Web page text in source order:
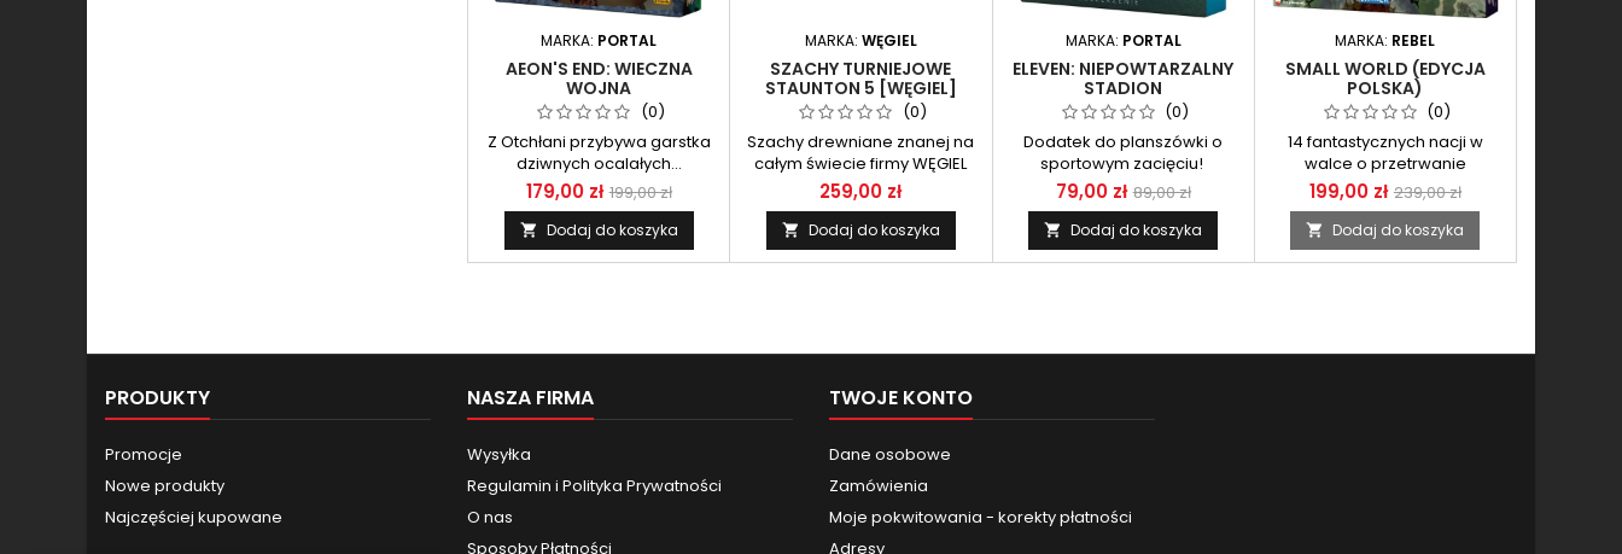
MARKA: PORTAL
AEON'S END: WIECZNA
WOJNA
(0)
Z Otchłani przybywa garstka
dziwnych ocalałych...
179,00 zł 199,00 zł
 Dodaj do koszyka
MARKA: WĘGIEL
SZACHY TURNIEJOWE
STAUNTON 5 [WĘGIEL]
ŁAMANE, INTARSJA
(0)
Szachy drewniane znanej na
całym świecie firmy WĘGIEL
259,00 zł
 Dodaj do koszyka
MARKA: PORTAL
ELEVEN: NIEPOWTARZALNY
STADION
(0)
Dodatek do planszówki o
sportowym zacięciu!
79,00 zł 89,00 zł
 Dodaj do koszyka
MARKA: REBEL
SMALL WORLD (EDYCJA
POLSKA)
(0)
14 fantastycznych nacji w
walce o przetrwanie
199,00 zł 239,00 zł
 Dodaj do koszyka
PRODUKTY
Promocje
Nowe produkty
Najczęściej kupowane
NASZA FIRMA
Wysyłka
Regulamin i Polityka Prywatności
O nas
Sposoby Płatności
TWOJE KONTO
Dane osobowe
Zamówienia
Moje pokwitowania - korekty płatności
Adresy